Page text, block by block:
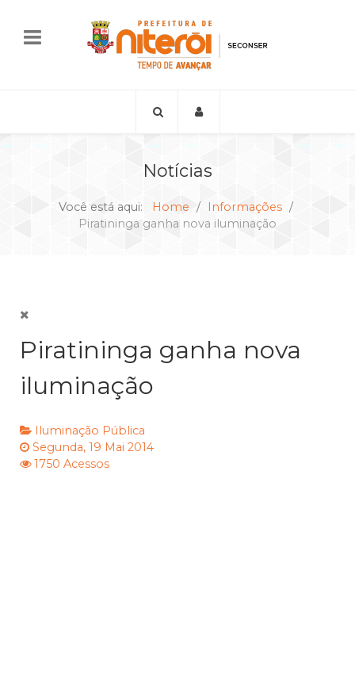
Notícias
Você está aqui: Home
Informações
Piratininga ganha nova iluminação
Piratininga ganha nova
iluminação
Iluminação Pública
Segunda, 19 Mai 2014
1750 Acessos